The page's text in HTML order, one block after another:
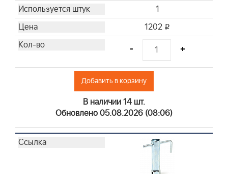
4108
4109
4110
4137
1
1202 i
- +
Добавить в корзину
В наличии 14 шт.
Обновлено 05.08.2026 (08:06)